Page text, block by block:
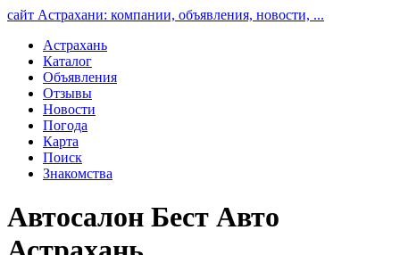
сайт Астрахани: компании, объявления, новости, ...
Астрахань
Каталог
Объявления
Отзывы
Новости
Погода
Карта
Поиск
Знакомства
Автосалон Бест Авто